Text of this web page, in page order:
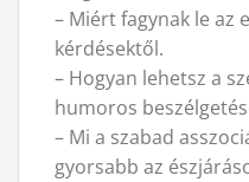
– Miért fagynak le az
kérdésektől.
– Hogyan lehetsz a
humoros
– Mi a szabad
gyorsabb az